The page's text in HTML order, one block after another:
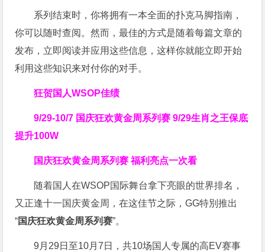
系列结束时，你将拥有一本全面的扑克马脚指南，
你可以随时查阅。然而，最佳的方式是随着每篇文章的
发布，立即阅读并应用这些信息，这样你就能立即开始
利用这些知识来对付你的对手。
狂贺国人WSOP佳绩
9/29-10/7 国庆狂欢黄金周系列赛9/29生肖之王保底
提升100W
国庆狂欢黄金周系列赛 福利亮点一次看
随着国人在WSOP国际舞台拿下亮眼的世界排名，
又正逢十一国庆黄金周，在这佳节之际，GG特別推出
“国庆狂欢黄金周系列赛”。
9月29日至10月7日，共10场国人专属的高EV赛事